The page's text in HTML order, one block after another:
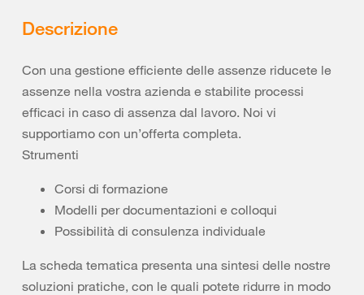
Descrizione
Con una gestione efficiente delle assenze riducete le
assenze nella vostra azienda e stabilite processi
efficaci in caso di assenza dal lavoro. Noi vi
supportiamo con un’offerta completa.
Strumenti
Corsi di formazione
Modelli per documentazioni e colloqui
Possibilità di consulenza individuale
La scheda tematica presenta una sintesi delle nostre
soluzioni pratiche, con le quali potete ridurre in modo